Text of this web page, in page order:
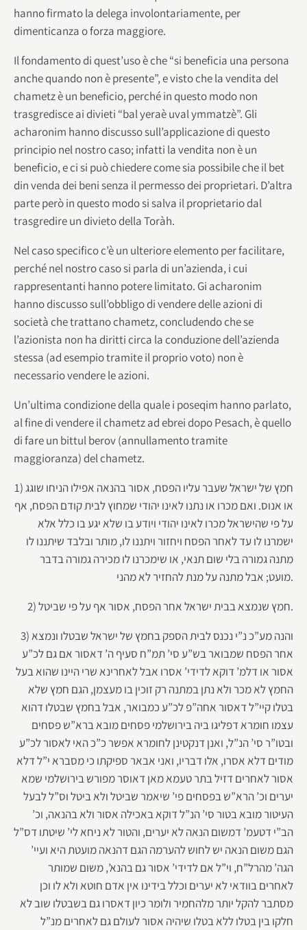
hanno firmato la delega involontariamente, per
dimenticanza o forza maggiore.
Il fondamento di quest’uso è che “si beneficia una persona
anche quando non è presente”, e visto che la vendita del
chametz è un beneficio, perché in questo modo non
trasgredisce ai divieti “bal yeraè uval ymmatzè”. Gli
acharonim hanno discusso sull’applicazione di questo
principio nel nostro caso; infatti la vendita non è un
beneficio, e ci si può chiedere come sia possibile che il bet
din venda dei beni senza il permesso dei proprietari. D’altra
parte però in questo modo si salva il proprietario dal
trasgredire un divieto della Toràh.
Nel caso specifico c’è un ulteriore elemento per facilitare,
perché nel nostro caso si parla di un’azienda, i cui
rappresentanti hanno potere limitato. Gi acharonim
hanno discusso sull’obbligo di vendere delle azioni di
società che trattano chametz, concludendo che se
l’azionista non ha diritti circa la conduzione dell’azienda
stessa (ad esempio tramite il proprio voto) non è
necessario vendere le azioni.
Un’ultima condizione della quale i poseqim hanno parlato,
al fine di vendere il chametz ad ebrei dopo Pesach, è quello
di fare un bittul berov (annullamento tramite
maggioranza) del chametz.
1) חמץ של ישראל שעבר עליו הפסח, אסור בהנאה אפילו הניחו שוגג
או אנוס. ואם מכרו או נתנו לאינו יהודי שמחוץ לבית קודם הפסח, אף
על פי שהישראל מכרו לאינו יהודי ויודע בו שלא יגע בו כלל אלא
ישמרנו לו עד לאחר הפסח ויחזור ויתננו לו, מותר ובלבד שיתננו לו
מתנה גמורה בלי שום תנאי, או שימכרנו לו מכירה גמורה בדבר
מועט; אבל מתנה על מנת להחזיר לא מהני.
2) חמץ שנמצא בבית ישראל אחר הפסח, אסור אף על פי שביטל.
3) והנה מע”כ נ”י נכנס לבית הספק בחמץ של ישראל שבטלו ונמצא
אחר הפסח שמבואר בש”ע סי’ תמ”ח סעיף ה’ דאסור אם גם לכ”ע
אסור או דלמ’ דוקא לדידי’ אסרו אבל לאחרינא שרי היינו שהוא בעל
החמץ לא מכר ולא נתן במתנה רק זוכין בו מעצמן, הגם חמץ שלא
בטלו קיי”ל דאסור אחה”פ לכ”ע כמבואר, אבל בחמץ שבטלו דהוא
עצמו חומרא דפליגו ביה בירושלמי פסחים מובא ברא”ש פסחים
ובטו”ר סי’ הנ”ל, ואנן דנקטינן לחומרא אפשר כ”כ האי לאסור לכ”ע
מודים דלא אסרו, אלו דבריו, ואני אבאר ספיקתו כי מסברא י”ל דלא
אסור לאחרים דזיל בתר טעמא מאן דאוסר מפורש בירושלמי שמא
יערים וכ’ הרא”ש בפסחים פי’ שיאמר שביטל ולא ביטל וס”ל לבעל
העיטור מובא בטור סי’ הנ”ל דוקא באכילה אסור ולא בהנאה, וכ’
הב”י דטעמ’ דמשום הנאה לא יערים, והטור לא ניחא לי’ שיטתו דס”ל
הגם משום הנאה יש לחוש להערמה הגם דהנאה מועטת היא ועיי’
הגה’ מהרל”ח, וי”ל אם לדידי’ אסור גם בהנא’, משום שמותר
לאחרים בוודאי לא יערים וכלל בידינו אין אדם חוטא ולא לו וכן
מסתבר להקל יותר מלהחמיר ולומר כיון דאסרו גם בשבטלו שוב לא
חלקו בין בטלו ללא בטלו שיהיה אסור לעולם גם לאחרים מנ”ל